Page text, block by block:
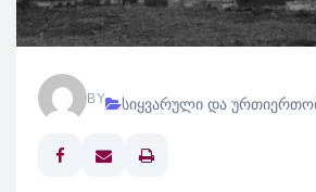
BY სიყვარული და
Print